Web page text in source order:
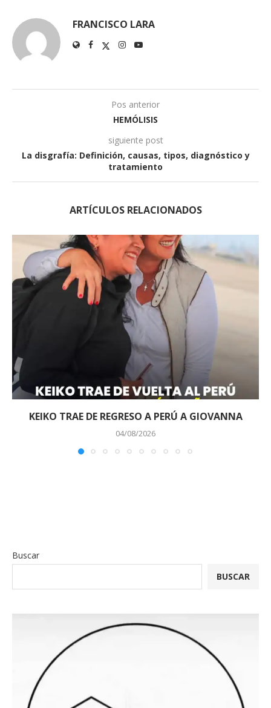
FRANCISCO LARA
Pos anterior
HEMÓLISIS
siguiente post
La disgrafía: Definición, causas, tipos, diagnóstico y
tratamiento
ARTÍCULOS RELACIONADOS
KEIKO TRAE DE REGRESO A PERÚ A GIOVANNA
04/08/2026
Buscar
BUSCAR